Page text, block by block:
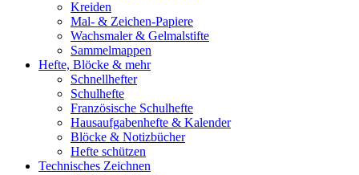
Kreiden
Mal- & Zeichen-Papiere
Wachsmaler & Gelmalstifte
Sammelmappen
Hefte, Blöcke & mehr
Schnellhefter
Schulhefte
Französische Schulhefte
Hausaufgabenhefte & Kalender
Blöcke & Notizbücher
Hefte schützen
Technisches Zeichnen